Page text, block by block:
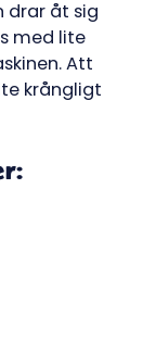
drar åt sig
med lite
Att
krångligt